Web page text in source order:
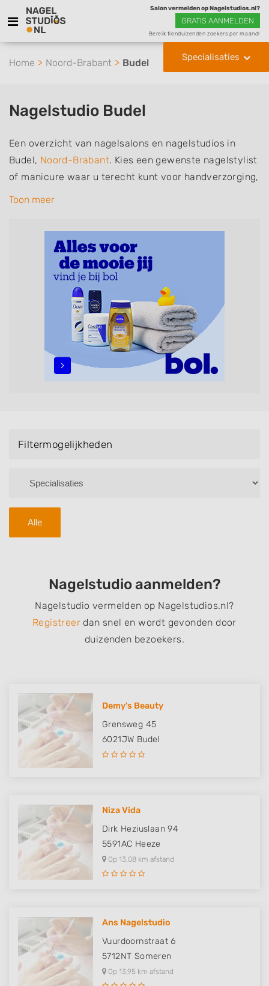
Salon vermelden op Nagelstudios.nl?
GRATIS AANMELDEN
Bereik tienduizenden zoekers per maand!
Specialisaties
Home Noord-Brabant Budel
Nagelstudio Budel
Een overzicht van nagelsalons en nagelstudios in
Budel, Noord-Brabant. Kies een gewenste nagelstylist
of manicure waar u terecht kunt voor handverzorging,
nagelverzorging en soms ook voetverzorging. De
French Manicure, Acrylnagels, Gelnagels, Nailart,
Parrafinebehandeling, 3D Nailart, Bruidsnagels en
Handmassage. U kunt de zoekresultaten filteren met
behulp van de specialisatie filter en u vindt
zoekresultaten in iedere wijk (noord, oost, zuid, west
en het centrum) van Budel.
Toon meer
Filtermogelijkheden
Alle
Nagelstudio aanmelden?
Nagelstudio vermelden op Nagelstudios.nl?
Registreer dan snel en wordt gevonden door
duizenden bezoekers.
Demy's Beauty
Grensweg 45
6021JW Budel
Niza Vida
Dirk Heziuslaan 94
5591AC Heeze
Op 13,08 km afstand
Ans Nagelstudio
Vuurdoornstraat 6
5712NT Someren
Op 13,95 km afstand